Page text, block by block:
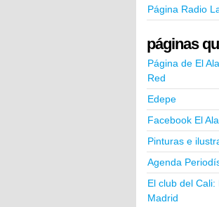
Página Radio
páginas
Página de El
Red
Edepe
Facebook El
Pinturas e
Agenda
El club del
Madrid